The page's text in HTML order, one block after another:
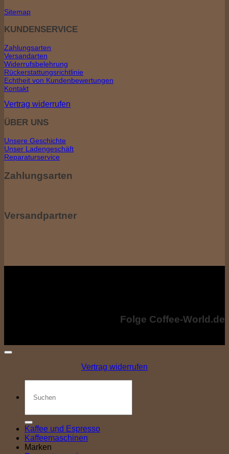
Sitemap
KUNDENSERVICE
Zahlungsarten
Versandarten
Widerrufsbelehrung
Rückerstattungsrichtlinie
Echtheit von Kundenbewertungen
Kontakt
Vertrag widerrufen
ÜBER UNS
Unsere Geschichte
Unser Ladengeschäft
Reparaturservice
Zahlungsarten
Versandpartner
Folge Coffee-World.de
Vertrag widerrufen
nach:
Kaffee und Espresso
Kaffeemaschinen
Marken